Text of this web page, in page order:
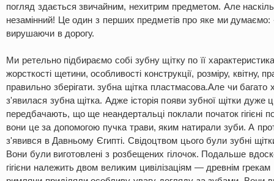
погляд здається звичайним, нехитрим предметом. Але
незамінний! Це один з перших предметів про яке ми
вирушаючи в дорогу.
Ми ретельно підбираємо собі зубну щітку по її
жорсткості щетини, особливості конструкції, розміру, квітну,
правильно зберігати. зубна щітка пластмасова.Але чи багато
з'явилася зубна щітка. Адже історія появи зубної щітки дуже
передбачають, що ще неандертальці поклали початок гігієні
вони це за допомогою пучка трави, яким натирали зуби. А
з'явився в Давньому Єгипті. Свідоцтвом цього були зубні
Вони були виготовлені з розбещених гілочок. Подальше
гігієни належить двом великим цивілізаціям — древнім грекам